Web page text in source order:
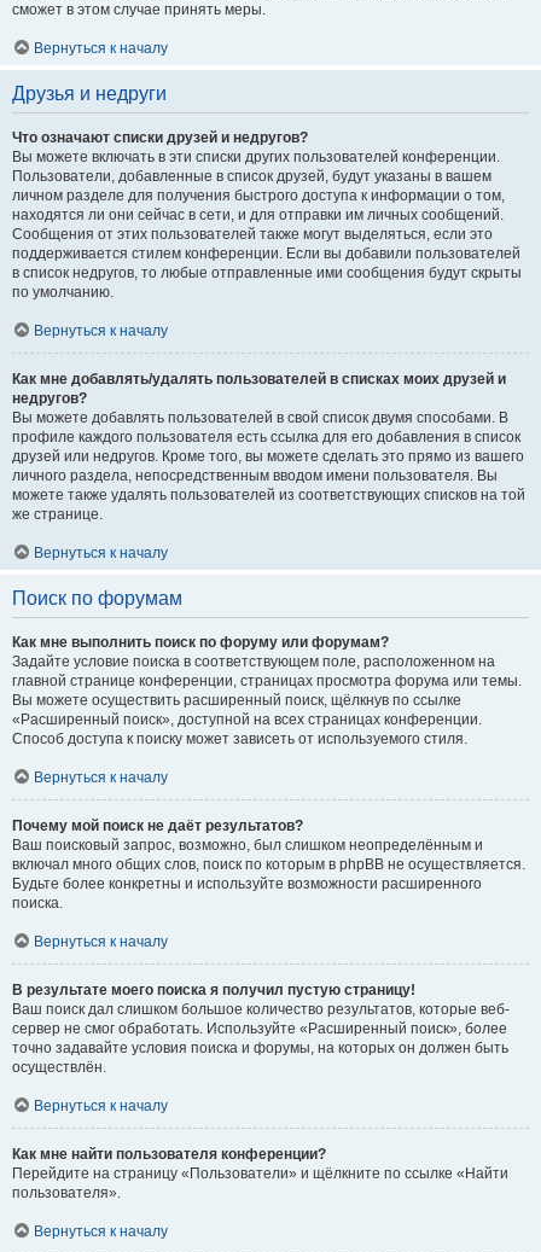
сможет в этом случае принять меры.
Вернуться к началу
Друзья и недруги
Что означают списки друзей и недругов?
Вы можете включать в эти списки других пользователей конференции.
Пользователи, добавленные в список друзей, будут указаны в вашем
личном разделе для получения быстрого доступа к информации о том,
находятся ли они сейчас в сети, и для отправки им личных сообщений.
Сообщения от этих пользователей также могут выделяться, если это
поддерживается стилем конференции. Если вы добавили пользователей
в список недругов, то любые отправленные ими сообщения будут скрыты
по умолчанию.
Вернуться к началу
Как мне добавлять/удалять пользователей в списках моих друзей и
недругов?
Вы можете добавлять пользователей в свой список двумя способами. В
профиле каждого пользователя есть ссылка для его добавления в список
друзей или недругов. Кроме того, вы можете сделать это прямо из вашего
личного раздела, непосредственным вводом имени пользователя. Вы
можете также удалять пользователей из соответствующих списков на той
же странице.
Вернуться к началу
Поиск по форумам
Как мне выполнить поиск по форуму или форумам?
Задайте условие поиска в соответствующем поле, расположенном на
главной странице конференции, страницах просмотра форума или темы.
Вы можете осуществить расширенный поиск, щёлкнув по ссылке
«Расширенный поиск», доступной на всех страницах конференции.
Способ доступа к поиску может зависеть от используемого стиля.
Вернуться к началу
Почему мой поиск не даёт результатов?
Ваш поисковый запрос, возможно, был слишком неопределённым и
включал много общих слов, поиск по которым в phpBB не осуществляется.
Будьте более конкретны и используйте возможности расширенного
поиска.
Вернуться к началу
В результате моего поиска я получил пустую страницу!
Ваш поиск дал слишком большое количество результатов, которые веб-
сервер не смог обработать. Используйте «Расширенный поиск», более
точно задавайте условия поиска и форумы, на которых он должен быть
осуществлён.
Вернуться к началу
Как мне найти пользователя конференции?
Перейдите на страницу «Пользователи» и щёлкните по ссылке «Найти
пользователя».
Вернуться к началу